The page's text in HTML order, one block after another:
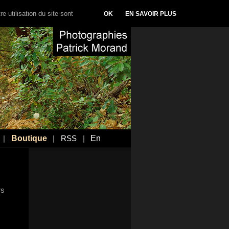
Boutique RSS En
utilisation du site sont
OK EN SAVOIR PLUS